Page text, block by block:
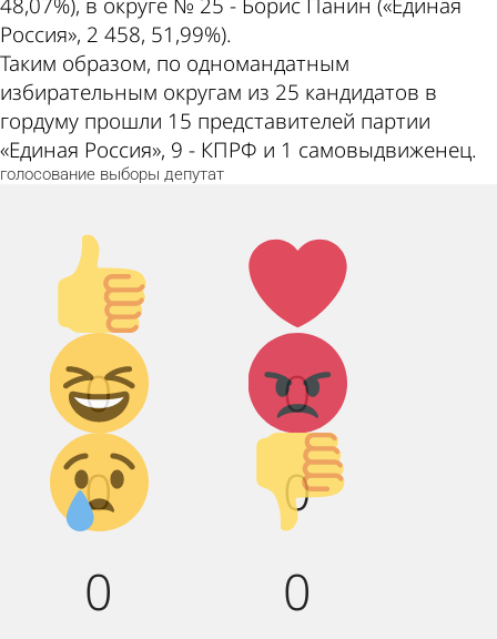
48,07%), в округе № 25 - Борис Панин («Единая
Россия», 2 458, 51,99%).
Таким образом, по одномандатным
избирательным округам из 25 кандидатов в
гордуму прошли 15 представителей партии
«Единая Россия», 9 - КПРФ и 1 самовыдвиженец.
голосование выборы депутат
Палец
вверх!
0
Лайк!
0
Дикий
смех!
0
Агрессия!
0
Грусть :(
0
Палец
вниз!
0